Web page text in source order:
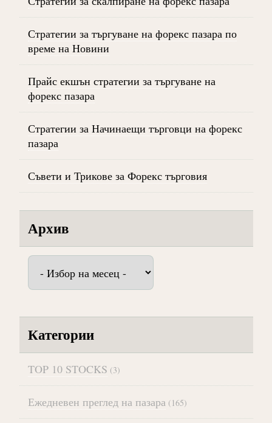
Стратегии за търгуване на форекс пазара по
време на Новини
Прайс екшън стратегии за търгуване на
форекс пазара
Стратегии за Начинаещи търговци на форекс
пазара
Съвети и Трикове за Форекс търговия
Архив
Архив
Категории
TOP 10 STOCKS (3)
Ежедневен преглед на пазара (165)